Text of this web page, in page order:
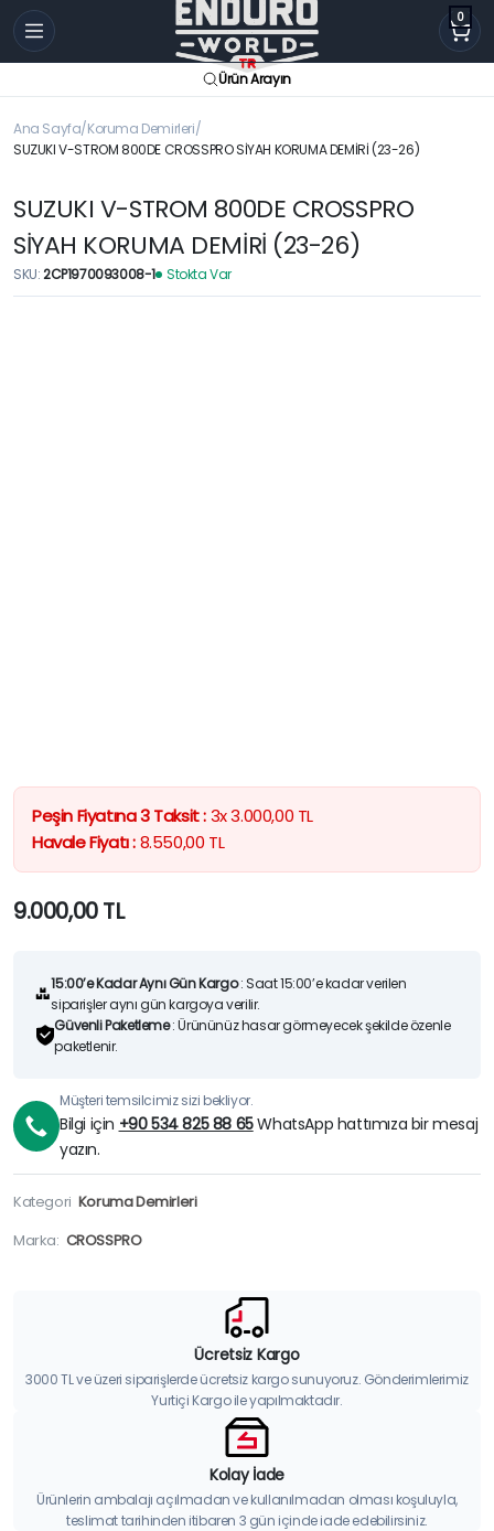
0
Ürün Arayın
Ana Sayfa Koruma Demirleri
SUZUKI V-STROM 800DE CROSSPRO SİYAH KORUMA DEMİRİ (23-26)
SUZUKI V-STROM 800DE CROSSPRO
SİYAH KORUMA DEMİRİ (23-26)
SKU:2CP1970093008-1 Stokta Var
Peşin Fiyatına 3 Taksit :3x3.000,00 TL
Havale Fiyatı :8.550,00 TL
9.000,00TL
15:00’e Kadar Aynı Gün Kargo: Saat 15:00’e kadar verilen
siparişler aynı gün kargoya verilir.
Güvenli Paketleme: Ürününüz hasar görmeyecek şekilde özenle
paketlenir.
Müşteri temsilcimiz sizi bekliyor.
Bilgi için +90 534 825 88 65WhatsApp hattımıza bir mesaj
yazın.
Kategori Koruma Demirleri
Marka: CROSSPRO
Ücretsiz Kargo
3000 TL ve üzeri siparişlerde ücretsiz kargo sunuyoruz. Gönderimlerimiz
Yurtiçi Kargo ile yapılmaktadır.
Kolay İade
Ürünlerin ambalajı açılmadan ve kullanılmadan olması koşuluyla,
teslimat tarihinden itibaren 3 gün içinde iade edebilirsiniz.